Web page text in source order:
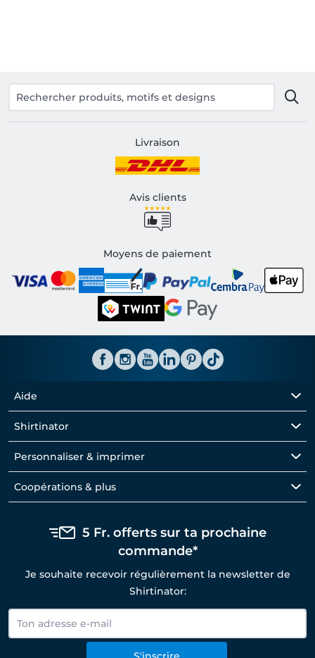
Livraison
Avis clients
Moyens de paiement
Aide
Shirtinator
Personnaliser & imprimer
Coopérations & plus
5 Fr. offerts sur ta prochaine
commande*
Je souhaite recevoir régulièrement la newsletter de
Shirtinator: